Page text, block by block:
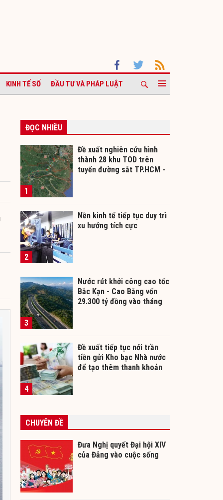
KINH TẾ SỐ ĐẦU TƯ VÀ PHÁP LUẬT
ĐỌC NHIỀU
1
Đề xuất nghiên cứu hình
thành 28 khu TOD trên
tuyến đường sắt TP.HCM -
2
Nền kinh tế tiếp tục duy trì
xu hướng tích cực
3
Nước rút khởi công cao tốc
Bắc Kạn - Cao Bằng vốn
29.300 tỷ đồng vào tháng
4
Đề xuất tiếp tục nới trần
tiền gửi Kho bạc Nhà nước
để tạo thêm thanh khoản
CHUYÊN ĐỀ
Đưa Nghị quyết Đại hội XIV
của Đảng vào cuộc sống